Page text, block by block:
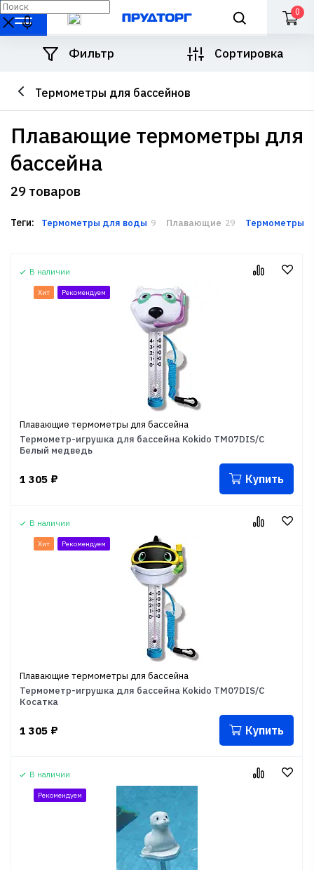
0
Термометры для бассейнов
Фильтр Сортировка
плавающие термометры для
бассейна
29 товаров
Теги: Термометры для воды 9 Плавающие 29 Термометры-
В наличии
Хит Рекомендуем
Плавающие термометры для бассейна
Термометр-игрушка для бассейна Kokido TM07DIS/C
Белый медведь
1 305 ₽ Купить
В наличии
Хит Рекомендуем
Плавающие термометры для бассейна
Термометр-игрушка для бассейна Kokido TM07DIS/C
Косатка
1 305 ₽ Купить
В наличии
Рекомендуем